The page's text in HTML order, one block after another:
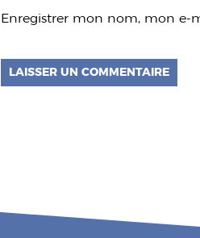
Enregistrer mon nom, mon e-